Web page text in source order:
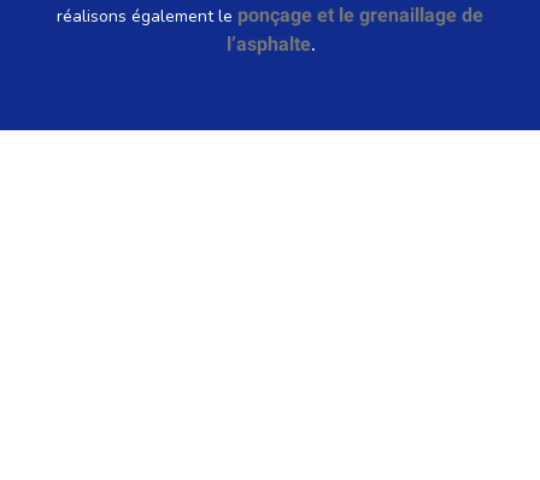
réalisons également le ponçage et le grenaillage de
l’asphalte.